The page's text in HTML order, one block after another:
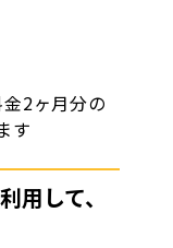
2ヶ月分の
す
用して、